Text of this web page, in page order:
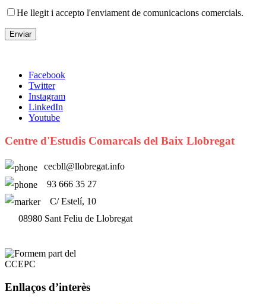
He llegit i accepto l'enviament de comunicacions comercials.
Facebook
Twitter
Instagram
LinkedIn
Youtube
Centre d'Estudis Comarcals del Baix Llobregat
cecbll@llobregat.info
93 666 35 27
C/ Estelí, 10
08980 Sant Feliu de Llobregat
Enllaços d’interès